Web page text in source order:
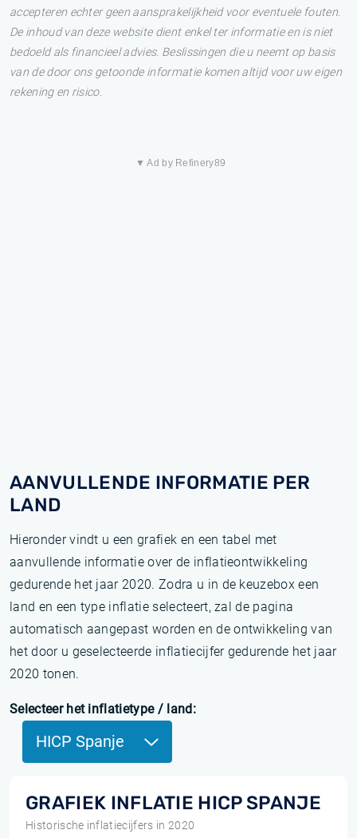
accepteren echter geen aansprakelijkheid voor eventuele fouten.
De inhoud van deze website dient enkel ter informatie en is niet
bedoeld als financieel advies. Beslissingen die u neemt op basis
van de door ons getoonde informatie komen altijd voor uw eigen
rekening en risico.
▼ Ad by Refinery89
AANVULLENDE INFORMATIE PER
LAND
Hieronder vindt u een grafiek en een tabel met
aanvullende informatie over de inflatieontwikkeling
gedurende het jaar 2020. Zodra u in de keuzebox een
land en een type inflatie selecteert, zal de pagina
automatisch aangepast worden en de ontwikkeling van
het door u geselecteerde inflatiecijfer gedurende het jaar
2020 tonen.
Selecteer het inflatietype / land:
HICP Spanje
GRAFIEK INFLATIE HICP SPANJE
Historische inflatiecijfers in 2020